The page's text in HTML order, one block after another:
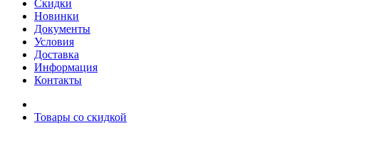
Скидки
Новинки
Документы
Условия
Доставка
Информация
Контакты
Товары со скидкой